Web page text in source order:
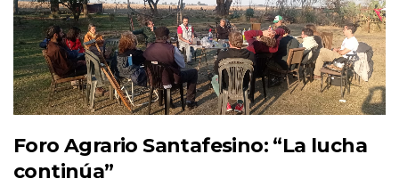
Foro Agrario Santafesino: “La lucha
continúa”